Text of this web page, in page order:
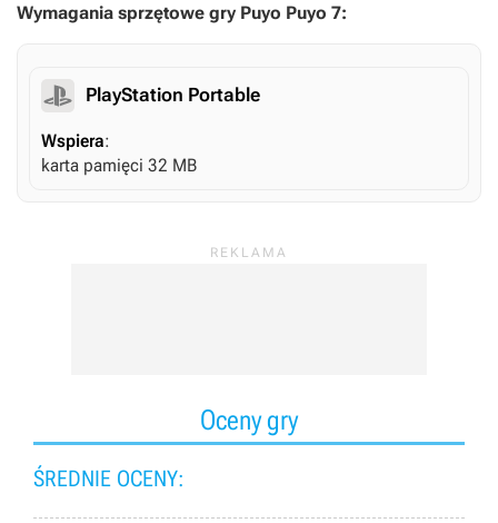
Wymagania sprzętowe gry Puyo Puyo 7:
PlayStation Portable
Wspiera:
karta pamięci 32 MB
Oceny gry
ŚREDNIE OCENY: